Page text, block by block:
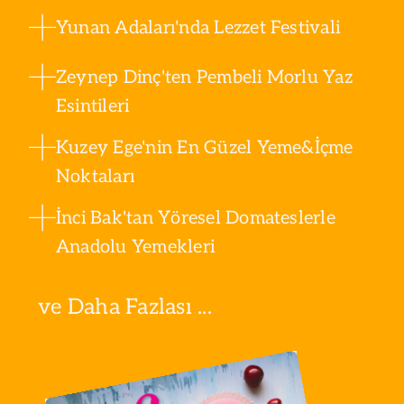
Yunan Adaları'nda Lezzet Festivali
Zeynep Dinç'ten Pembeli Morlu Yaz
Esintileri
Kuzey Ege'nin En Güzel Yeme&İçme
Noktaları
İnci Bak'tan Yöresel Domateslerle
Anadolu Yemekleri
ve Daha Fazlası ...